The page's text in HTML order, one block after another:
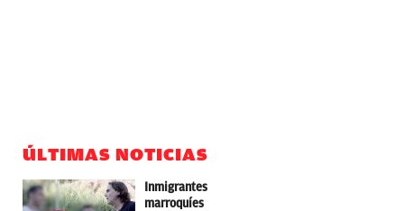
ÚLTIMAS NOTICIAS
Inmigrantes
marroquíes